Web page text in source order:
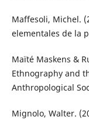
Maffesoli, Michel.
elementales de la
Maïté Maskens &
Ethnography and
Anthropological
Mignolo, Walter.